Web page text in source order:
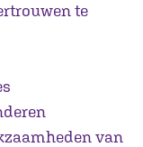
te
van